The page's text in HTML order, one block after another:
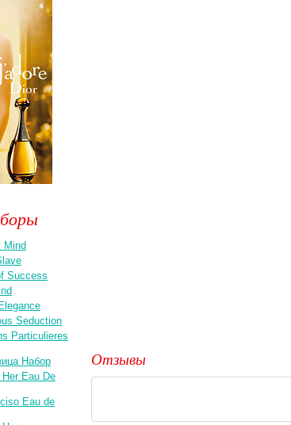
Отзывы
Mind
Success
Seduction
Particulieres
Набор
Eau De
Eau de